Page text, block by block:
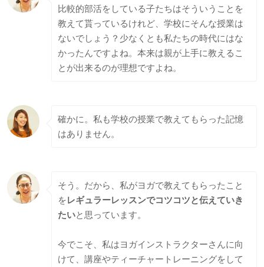
比較的部活をしている子たちはそういうことを
教えて貰っているけれど、学校にそんな授業は
ないでしょう？少なくとも私たちの時代にはな
かったんですよね。本来は親が上手に教えるこ
とが出来るのが理想ですよね。
確かに。私も学校の授業で教えてもらった記憶
はありません。
そう。だから、私がヨガで教えてもらったこと
をレギュラーレッスンでコツコツと伝えていき
たいと思っています。
今でこそ、私はヨガインストラクターさんに向
けて、講座やティーチャートレーニングをして